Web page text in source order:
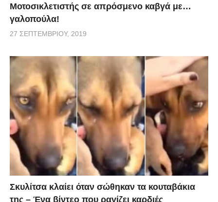
Μοτοσικλετιστής σε απρόσμενο καβγά με…
γαλοπούλα!
27 ΣΕΠΤΕΜΒΡΊΟΥ, 2019
Σκυλίτσα κλαίει όταν σώθηκαν τα κουταβάκια
της – Ένα βίντεο που ραγίζει καρδιές